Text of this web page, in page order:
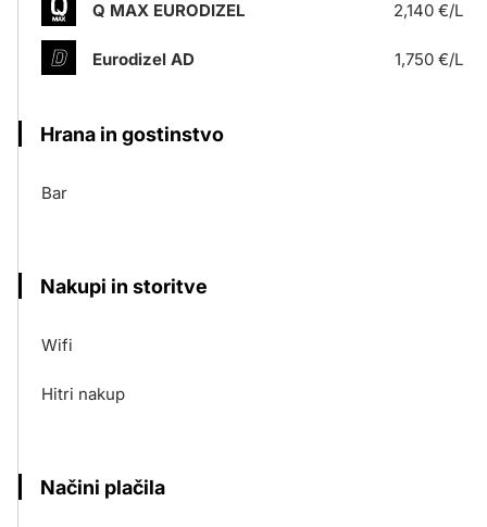
Q MAX EURODIZEL 2,140 €/L
Eurodizel AD 1,750 €/L
Hrana in gostinstvo
Bar
Nakupi in storitve
Wifi
Hitri nakup
Načini plačila